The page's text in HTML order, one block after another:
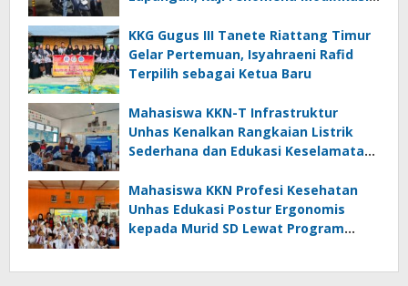
FOTOFOBIA
KKG Gugus III Tanete Riattang Timur
Gelar Pertemuan, Isyahraeni Rafid
Terpilih sebagai Ketua Baru
Mahasiswa KKN-T Infrastruktur
Unhas Kenalkan Rangkaian Listrik
Sederhana dan Edukasi Keselamatan
Langkeang
Mahasiswa KKN Profesi Kesehatan
Unhas Edukasi Postur Ergonomis
kepada Murid SD Lewat Program